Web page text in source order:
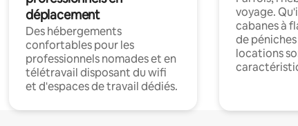
déplacement
Des hébergements
confortables pour les
professionnels nomades et en
télétravail disposant du wifi
et d'espaces de travail dédiés.
voyage.
cabanes à
de
locations